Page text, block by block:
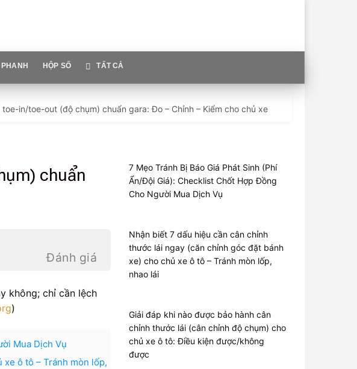
HỘP SỐ TẤT CẢ
in/toe-out (độ chụm) chuẩn gara: Đo – Chỉnh – Kiểm cho chủ xe
chuẩn
Đánh giá
không; chỉ cần lệch
)
Mua Dịch Vụ
ô tô – Tránh mòn lốp,
7 Mẹo Tránh Bị Báo Giá Phát Sinh (Phí
Ẩn/Đội Giá): Checklist Chốt Hợp Đồng
Cho Người Mua Dịch Vụ
Nhận biết 7 dấu hiệu cần cân chỉnh
thước lái ngay (căn chỉnh góc đặt bánh
xe) cho chủ xe ô tô – Tránh mòn lốp,
nhao lái
Giải đáp khi nào được bảo hành cân
chỉnh thước lái (cân chỉnh độ chụm) cho
chủ xe ô tô: Điều kiện được/không
được